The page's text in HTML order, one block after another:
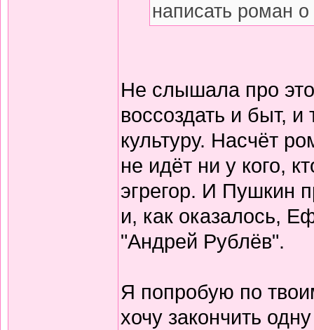
написать роман
Не слышала про
воссоздать и быт,
культуру. Насчёт
не идёт ни у кого,
эгрегор. И Пушкин
и, как оказалось,
"Андрей Рублёв".
Я попробую по
хочу закончить